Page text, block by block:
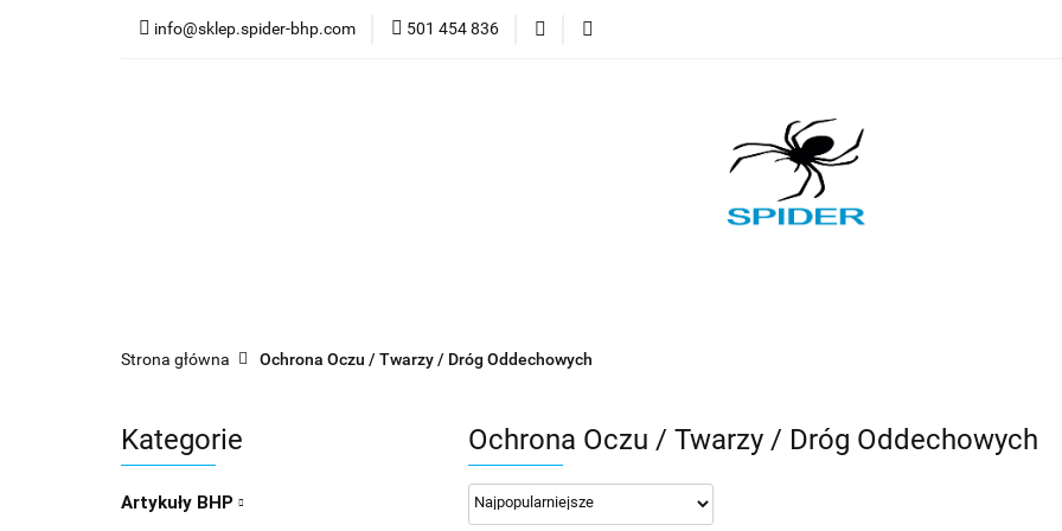
info@sklep.spider-bhp.com 501 454 836
Kategorie Art.BHP
Strona główna Ochrona Oczu / Twarzy / Dróg Oddechowych
Kategorie
Artykuły BHP
Ochrona Oczu / Twarzy / Dróg Oddechowych